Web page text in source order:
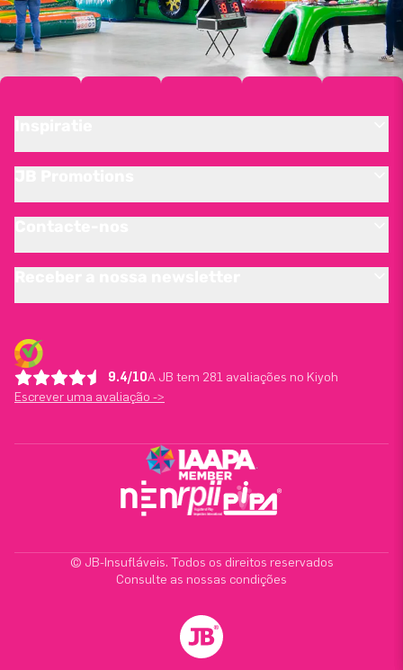
9.4/10A JB tem 281 avaliações no Kiyoh
Escrever uma avaliação ->
© JB-Insufláveis. Todos os direitos reservados
Consulte as nossas condições